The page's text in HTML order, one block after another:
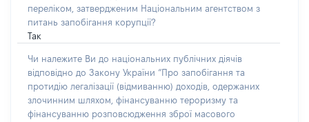
переліком, затвердженим Національним агентством з
питань запобігання корупції?
Так
Чи належите Ви до національних публічних діячів
відповідно до Закону України “Про запобігання та
протидію легалізації (відмиванню) доходів, одержаних
злочинним шляхом, фінансуванню тероризму та
фінансуванню розповсюдження зброї масового